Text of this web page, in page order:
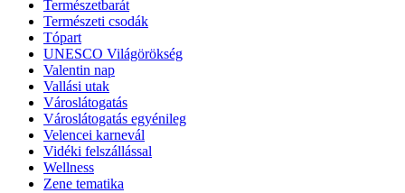
Természetbarát
Természeti csodák
Tópart
UNESCO Világörökség
Valentin nap
Vallási utak
Városlátogatás
Városlátogatás egyénileg
Velencei karnevál
Vidéki felszállással
Wellness
Zene tematika